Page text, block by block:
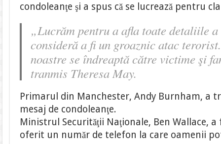
condoleanţe şi a spus că se lucrează pentru
„Lucrăm pentru a afla toate detaliile
consideră a fi un groaznic atac
noastre se îndreaptă către victime şi
tranmis Theresa May.
Primarul din Manchester, Andy Burnham, a
mesaj de condoleanţe.
Ministrul Securităţii Naţionale, Ben Wallace, a
oferit un număr de telefon la care oamenii